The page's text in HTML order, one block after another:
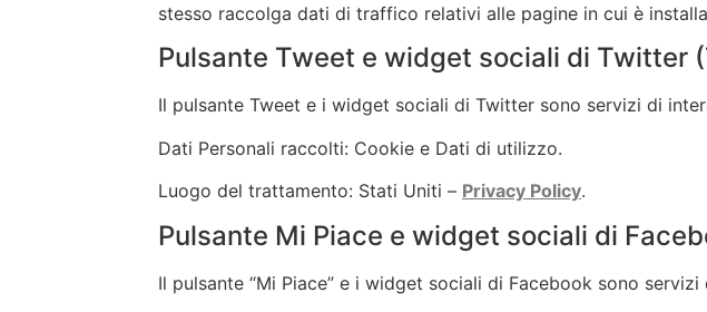
stesso raccolga dati di traffico relativi alle pagine in cui è
Pulsante Tweet e widget sociali di Twitter
Il pulsante Tweet e i widget sociali di Twitter sono servizi di
Dati Personali raccolti: Cookie e Dati di utilizzo.
Luogo del trattamento: Stati Uniti – Privacy Policy.
Pulsante Mi Piace e widget sociali di
Il pulsante “Mi Piace” e i widget sociali di Facebook sono